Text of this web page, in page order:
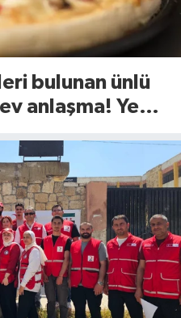
bulunan ünlü
anlaşma! Yeni